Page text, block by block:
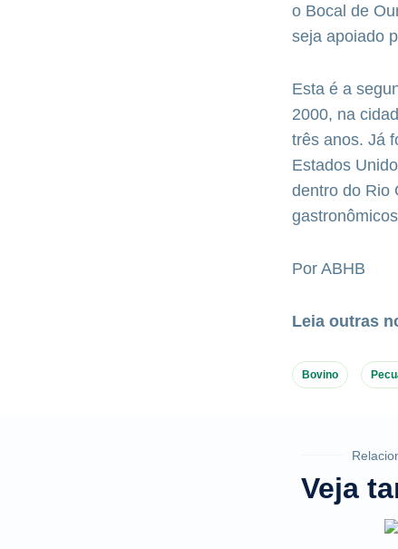
o Bocal de
seja apoiado
Esta é a
2000, na
três anos. Já
Estados
dentro do Rio
Por ABHB
Leia outras
Bovino
Veja